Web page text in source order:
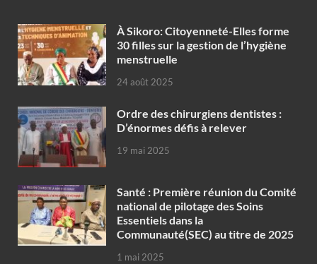
À Sikoro: Citoyenneté-Elles forme
30 filles sur la gestion de l’hygiène
menstruelle
24 août 2025
Ordre des chirurgiens dentistes :
D’énormes défis à relever
19 mai 2025
Santé : Première réunion du Comité
national de pilotage des Soins
Essentiels dans la
Communauté(SEC) au titre de 2025
1 mai 2025